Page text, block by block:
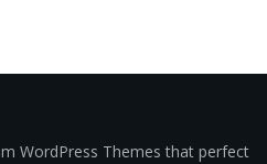
WordPress Themes that perfect